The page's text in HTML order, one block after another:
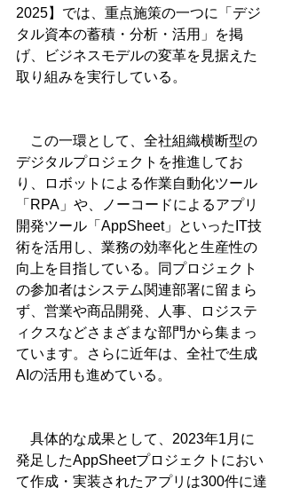
2025】では、重点施策の一つに「デジ
タル資本の蓄積・分析・活用」を掲
げ、ビジネスモデルの変革を見据えた
取り組みを実行している。
この一環として、全社組織横断型の
デジタルプロジェクトを推進してお
り、ロボットによる作業自動化ツール
「RPA」や、ノーコードによるアプリ
開発ツール「AppSheet」といったIT技
術を活用し、業務の効率化と生産性の
向上を目指している。同プロジェクト
の参加者はシステム関連部署に留まら
ず、営業や商品開発、人事、ロジステ
ィクスなどさまざまな部門から集まっ
ています。さらに近年は、全社で生成
AIの活用も進めている。
具体的な成果として、2023年1月に
発足したAppSheetプロジェクトにおい
て作成・実装されたアプリは300件に達